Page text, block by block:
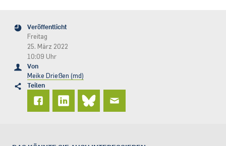
Veröffentlicht
Freitag
25. März 2022
10:09 Uhr
Von
Meike Drießen (md)
Teilen